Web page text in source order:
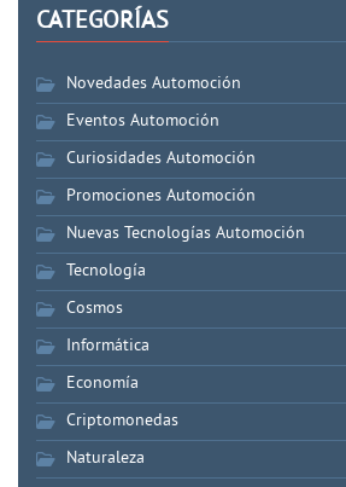
CATEGORÍAS
Novedades Automoción
Eventos Automoción
Curiosidades Automoción
Promociones Automoción
Nuevas Tecnologías Automoción
Tecnología
Cosmos
Informática
Economía
Criptomonedas
Naturaleza